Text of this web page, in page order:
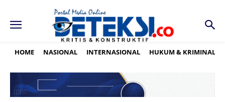
HOME NASIONAL INTERNASIONAL HUKUM & KRIMINAL